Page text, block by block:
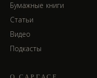
Бумажные книги
Статьи
Видео
Подкасты